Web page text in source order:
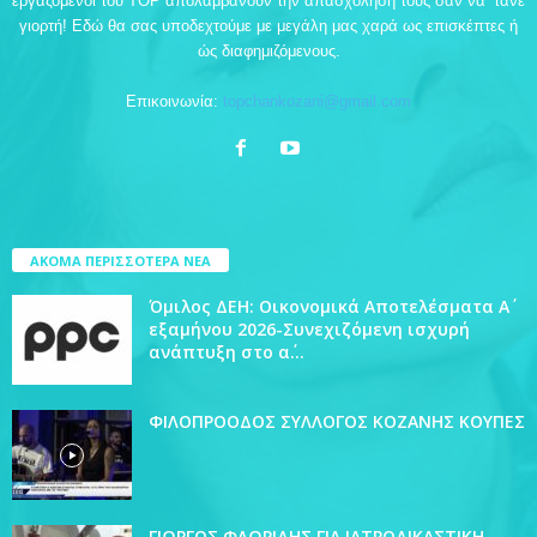
γιορτή! Εδώ θα σας υποδεχτούμε με μεγάλη μας χαρά ως επισκέπτες ή
ώς διαφημιζόμενους.
Επικοινωνία: topchankozani@gmail.com
ΑΚΟΜΑ ΠΕΡΙΣΣΟΤΕΡΑ ΝΕΑ
Όμιλος ΔΕΗ: Οικονομικά Αποτελέσματα Α΄
εξαμήνου 2026-Συνεχιζόμενη ισχυρή
ανάπτυξη στο α΄...
ΦΙΛΟΠΡΟΟΔΟΣ ΣΥΛΛΟΓΟΣ ΚΟΖΑΝΗΣ ΚΟΥΠΕΣ